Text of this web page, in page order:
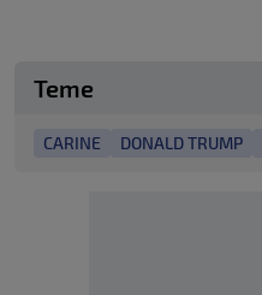
Teme
CARINE DONALD TRUMP